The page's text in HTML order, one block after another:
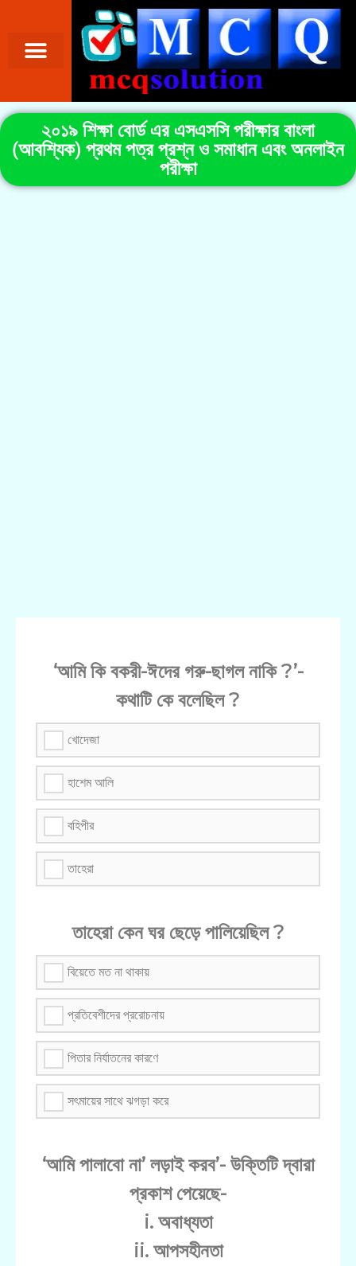
২০১৯ শিক্ষা বোর্ড এর এসএসসি পরীক্ষার বাংলা
(আবশ্যিক) প্রথম পত্র প্রশ্ন ও সমাধান এবং অনলাইন
পরীক্ষা
‘আমি কি বকরী-ঈদের গরু-ছাগল নাকি ?’-
কথাটি কে বলেছিল ?
খোদেজা
হাশেম আলি
বহিপীর
তাহেরা
তাহেরা কেন ঘর ছেড়ে পালিয়েছিল ?
বিয়েতে মত না থাকায়
প্রতিবেশীদের প্ররোচনায়
পিতার নির্যাতনের কারণে
সৎমায়ের সাথে ঝগড়া করে
‘আমি পালাবো না’ লড়াই করব’- উক্তিটি দ্বারা
প্রকাশ পেয়েছে-
i. অবাধ্যতা
ii. আপসহীনতা